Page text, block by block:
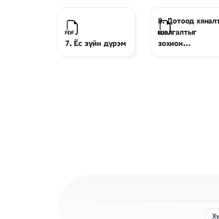
7. Ёс зүйн дүрэм
8. Дотоод
шалгалтыг
зохион
байгуулах